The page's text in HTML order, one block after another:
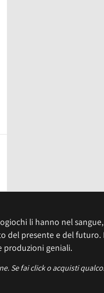
li hanno nel
presente e del futuro.
produzioni geniali.
Se fai click o acquisti